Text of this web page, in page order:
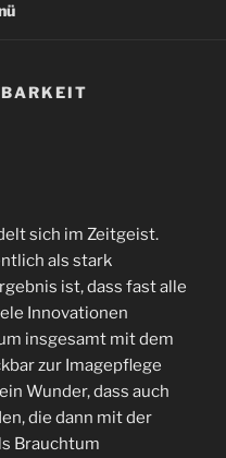
sich im Zeitgeist.
als stark
ist, dass fast alle
Innovationen
insgesamt mit dem
zur Imagepflege
Wunder, dass auch
die dann mit der
Brauchtum